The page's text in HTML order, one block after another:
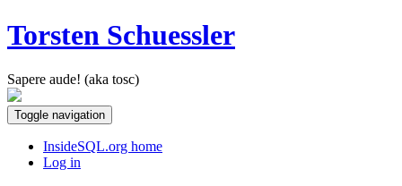
Torsten Schuessler
Sapere aude! (aka tosc)
Toggle navigation
InsideSQL.org home
Log in